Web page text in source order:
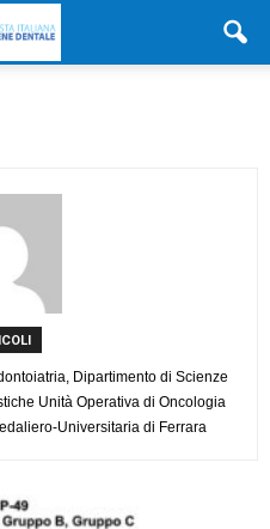
Dipartimento di Scienze
Unità Operativa di Oncologia
Universitaria di Ferrara